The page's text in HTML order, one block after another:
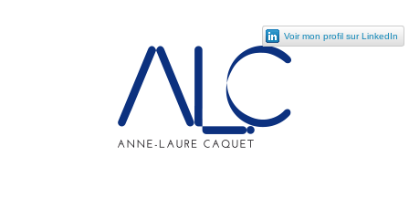
Voir mon profil sur LinkedIn